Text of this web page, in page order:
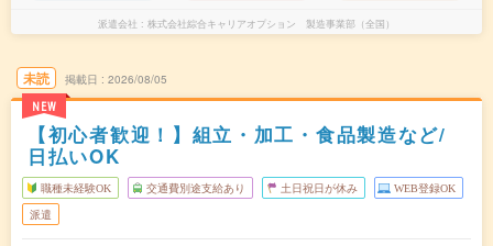
派遣会社 株式会社綜合キャリアオプション 製造事業部（全国）
未読
NEW
掲載日 2026/08/05
【初心者歓迎！】組立・加工・食品製造など/
日払いOK
職種未経験OK 交通費別途支給あり 土日祝日が休み WEB登録OK
派遣